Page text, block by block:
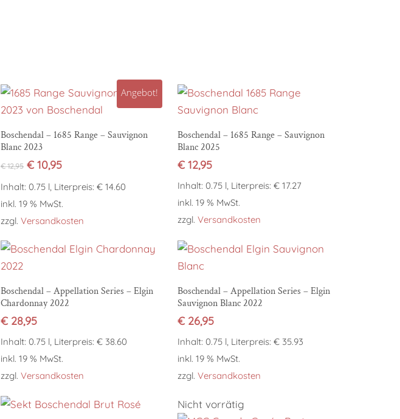
Angebot!
In den Warenkorb
Boschendal – 1685 Range – Sauvignon
Blanc 2023
€12,95 Ursprünglicher
war:
€ 12,95
€10,95Aktueller
ist:
€ 10,95.
Inhalt: 0.75 l, Literpreis: € 14.60
inkl. 19 % MwSt.
zzgl. Versandkosten
In den Warenkorb
Boschendal – 1685 Range – Sauvignon
Blanc 2025
€12,95
Inhalt: 0.75 l, Literpreis: € 17.27
inkl. 19 % MwSt.
zzgl.Versandkosten
In den Warenkorb
Boschendal – Appellation Series – Elgin
Chardonnay 2022
€28,95
Inhalt: 0.75 l, Literpreis: € 38.60
inkl. 19 % MwSt.
zzgl. Versandkosten
In den Warenkorb
Boschendal – Appellation Series – Elgin
Sauvignon Blanc 2022
€26,95
Inhalt: 0.75 l, Literpreis: € 35.93
inkl. 19 % MwSt.
zzgl.Versandkosten
Nicht vorrätig